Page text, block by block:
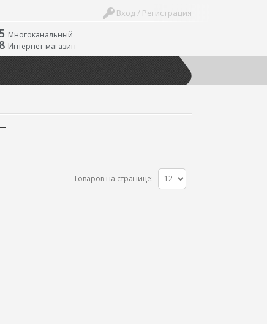
Вход / Регистрация
Многоканальный
Интернет-магазин
Товаров на странице: